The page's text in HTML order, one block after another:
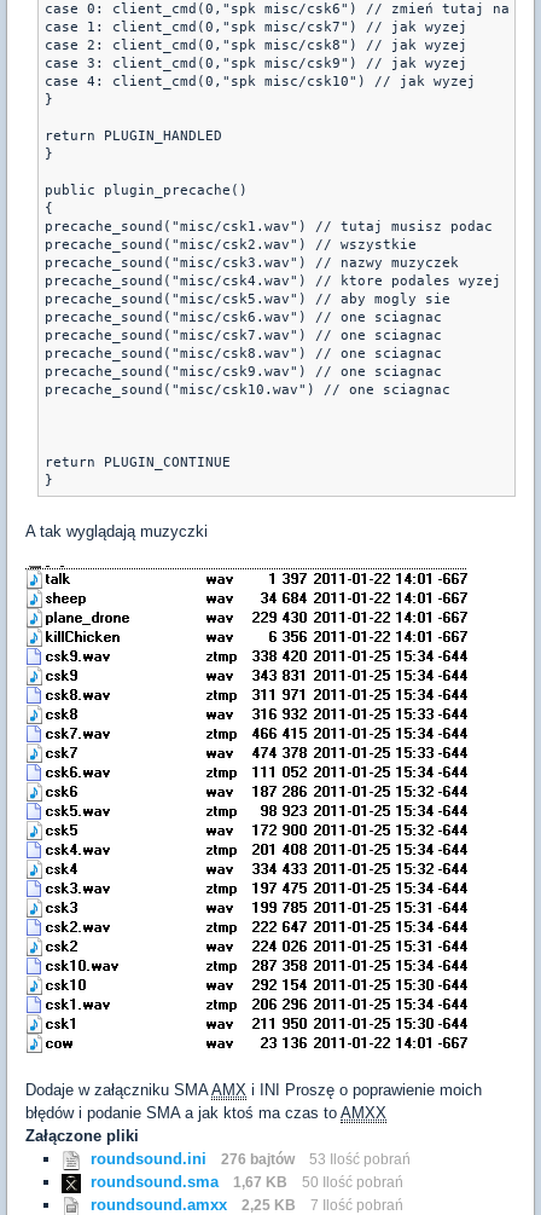
case 0: client_cmd(0,"spk misc/csk6") // zmień tutaj na
case 1: client_cmd(0,"spk misc/csk7") // jak wyzej
case 2: client_cmd(0,"spk misc/csk8") // jak wyzej
case 3: client_cmd(0,"spk misc/csk9") // jak wyzej
case 4: client_cmd(0,"spk misc/csk10") // jak wyzej
}
return PLUGIN_HANDLED
}
public plugin_precache()
{
precache_sound("misc/csk1.wav") // tutaj musisz podac
precache_sound("misc/csk2.wav") // wszystkie
precache_sound("misc/csk3.wav") // nazwy muzyczek
precache_sound("misc/csk4.wav") // ktore podales wyzej
precache_sound("misc/csk5.wav") // aby mogly sie
precache_sound("misc/csk6.wav") // one sciagnac
precache_sound("misc/csk7.wav") // one sciagnac
precache_sound("misc/csk8.wav") // one sciagnac
precache_sound("misc/csk9.wav") // one sciagnac
precache_sound("misc/csk10.wav") // one sciagnac
return PLUGIN_CONTINUE
A tak wyglądają muzyczki
Dodaje w załączniku SMAAMX i INI Proszę o poprawienie moich
błędów i podanie SMA a jak ktoś ma czas to AMXX
Załączone pliki
roundsound.ini
276 bajtów 53 Ilość pobrań
roundsound.sma 1,67 KB 50 Ilość pobrań
roundsound.amxx 2,25 KB 7 Ilość pobrań